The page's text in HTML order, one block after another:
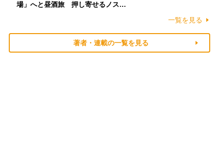
場」へと昼酒旅 押し寄せるノス…
一覧を見る
著者・連載の一覧を見る